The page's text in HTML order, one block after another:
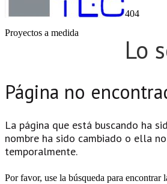
Proyectos a medida
404
Lo
Página no
La página que está buscando ha
nombre ha sido cambiado o ella
temporalmente.
Por favor, use la búsqueda para encontrar